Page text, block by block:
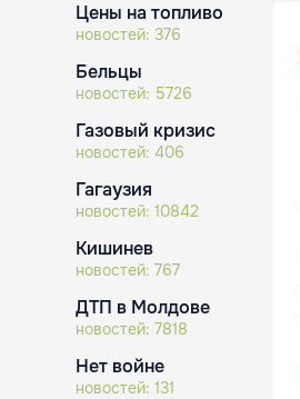
Цены на топливо
новостей: 376
Бельцы
новостей: 5726
Газовый кризис
новостей: 406
Гагаузия
новостей: 10842
Кишинев
новостей: 767
ДТП в Молдове
новостей: 7818
Нет войне
новостей: 131